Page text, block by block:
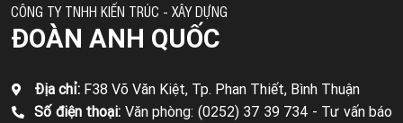
CÔNG TY TNHH KIẾN TRÚC - XÂY DỰNG
ĐOÀN ANH QUỐC
Địa chỉ: F38 Võ Văn Kiệt, Tp. Phan Thiết, Bình Thuận
Số điện thoại: Văn phòng: (0252) 37 39 734 - Tư vấn báo